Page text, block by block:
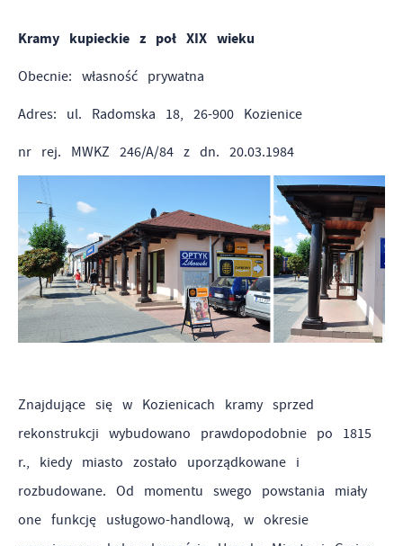
Kramy kupieckie z poł XIX wieku
Obecnie: własność prywatna
Adres: ul. Radomska 18, 26-900 Kozienice
nr rej. MWKZ 246/A/84 z dn. 20.03.1984
Znajdujące się w Kozienicach kramy sprzed
rekonstrukcji wybudowano prawdopodobnie po 1815
r., kiedy miasto zostało uporządkowane i
rozbudowane. Od momentu swego powstania miały
one funkcję usługowo-handlową, w okresie